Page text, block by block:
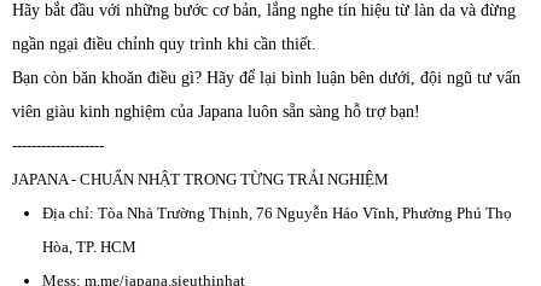
Hãy bắt đầu với những bước cơ bản, lắng nghe tín hiệu từ làn da và đừng
ngần ngại điều chỉnh quy trình khi cần thiết.
Bạn còn băn khoăn điều gì? Hãy để lại bình luận bên dưới, đội ngũ tư vấn
viên giàu kinh nghiệm của Japana luôn sẵn sàng hỗ trợ bạn!
-------------------
JAPANA - CHUẨN NHẬT TRONG TỪNG TRẢI NGHIỆM
Địa chỉ: Tòa Nhà Trường Thịnh, 76 Nguyễn Háo Vĩnh, Phường Phú Thọ
Hòa, TP. HCM
Mess: m.me/japana.sieuthinhat